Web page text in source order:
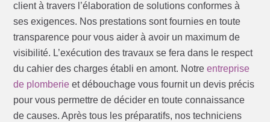
client à travers l’élaboration de solutions conformes à
ses exigences. Nos prestations sont fournies en toute
transparence pour vous aider à avoir un maximum de
visibilité. L’exécution des travaux se fera dans le respect
du cahier des charges établi en amont. Notreentreprise
de plomberie et débouchage vous fournit un devis précis
pour vous permettre de décider en toute connaissance
de causes. Après tous les préparatifs, nos techniciens